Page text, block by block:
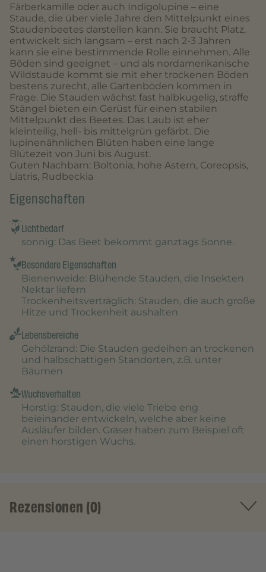
Färberkamille oder auch Indigolupine – eine
Staude, die über viele Jahre den Mittelpunkt eines
Staudenbeetes darstellen kann. Sie braucht Platz,
entwickelt sich langsam – erst nach 2-3 Jahren
kann sie eine bestimmende Rolle einnehmen. Alle
Böden sind geeignet – und als nordamerikanische
Wildstaude kommt sie mit eher trockenen Böden
bestens zurecht, alle Gartenböden kommen in
Frage. Die Stauden wächst fast halbkugelig, straffe
Stängel bieten ein Gerüst für einen stabilen
Mittelpunkt des Beetes. Das Laub ist eher
kleinteilig, hell- bis mittelgrün gefärbt. Die
lupinenähnlichen Blüten haben eine lange
Blütezeit von Juni bis August.
Guten Nachbarn: Boltonia, hohe Astern, Coreopsis,
Liatris, Rudbeckia
Eigenschaften
Lichtbedarf
sonnig: Das Beet bekommt ganztags Sonne.
Besondere Eigenschaften
Bienenweide: Blühende Stauden, die Insekten
Nektar liefern
Trockenheitsverträglich: Stauden, die auch große
Hitze und Trockenheit aushalten
Lebensbereiche
Gehölzrand: Die Stauden gedeihen an trockenen
und halbschattigen Standorten, z.B. unter
Bäumen
Wuchsverhalten
Horstig: Stauden, die viele Triebe eng
beieinander entwickeln, welche aber keine
Ausläufer bilden. Gräser haben zum Beispiel oft
einen horstigen Wuchs.
Rezensionen (0)